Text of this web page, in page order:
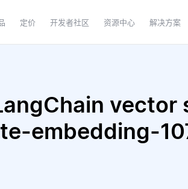
定价 开发者社区 资源中心 解决方案
embedding-